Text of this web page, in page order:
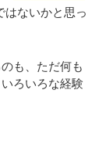
はないかと思っ
も、ただ何も
ろいろな経験